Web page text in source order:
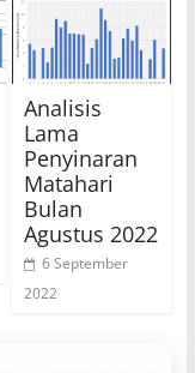
Analisis
Lama
Penyinaran
Matahari
Bulan
Agustus 2022
6 September
2022